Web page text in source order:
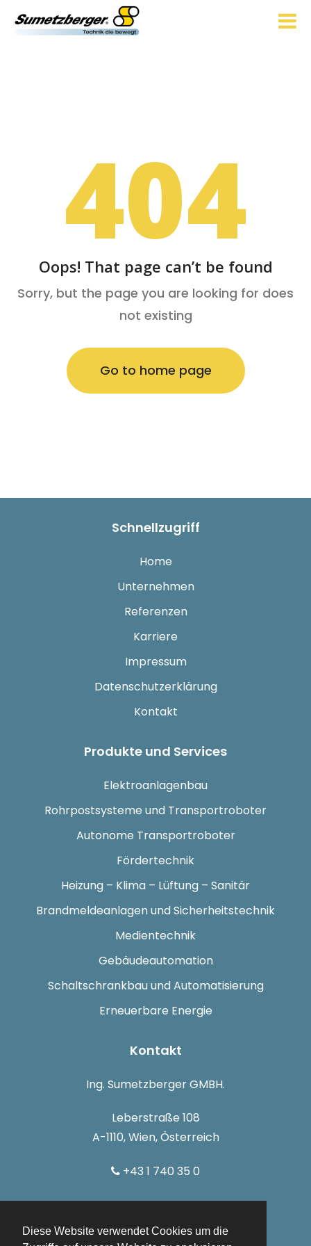
Diese Website verwendet Cookies um die
404
Oops! That page can’t be found
Sorry, but the page you are looking for does
not existing
Go to home page
Schnellzugriff
Home
Unternehmen
Referenzen
Karriere
Impressum
Datenschutzerklärung
Kontakt
Produkte und Services
Elektroanlagenbau
Rohrpostsysteme und Transportroboter
Autonome Transportroboter
Fördertechnik
Heizung – Klima – Lüftung – Sanitär
Brandmeldeanlagen und Sicherheitstechnik
Medientechnik
Gebäudeautomation
Schaltschrankbau und Automatisierung
Erneuerbare Energie
Kontakt
Ing. Sumetzberger GMBH.
Leberstraße 108
A-1110, Wien, Österreich
+43 1 740 35 0
info@sumetzberger.at